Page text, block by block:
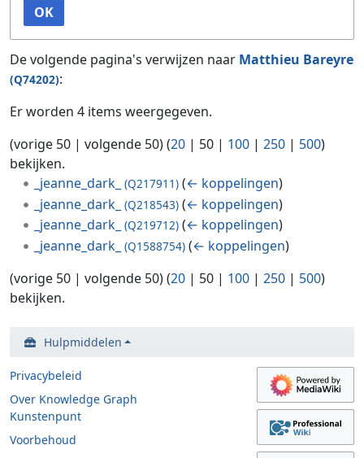
OK
De volgende pagina's verwijzen naar Matthieu Bareyre
(Q74202):
Er worden 4 items weergegeven.
(vorige 50 | volgende 50) (20 | 50 | 100 | 250 | 500)
bekijken.
_jeanne_dark_ (Q217911) (← koppelingen)
_jeanne_dark_ (Q218543) (← koppelingen)
_jeanne_dark_ (Q219712) (← koppelingen)
_jeanne_dark_ (Q1588754) (← koppelingen)
(vorige 50 | volgende 50) (20 | 50 | 100 | 250 | 500)
bekijken.
Hulpmiddelen
Privacybeleid
Over Knowledge Graph
Kunstenpunt
Voorbehoud